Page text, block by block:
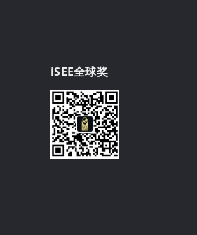
iSEE全球奖